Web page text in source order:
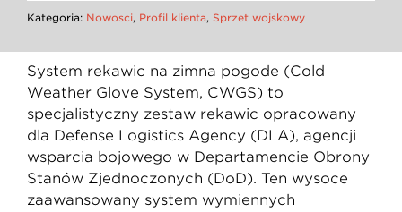
Kategoria: Nowości, Profil klienta, Sprzęt wojskowy
System rękawic na zimną pogodę (Cold
Weather Glove System, CWGS) to
specjalistyczny zestaw rękawic opracowany
dla Defense Logistics Agency (DLA), agencji
wsparcia bojowego w Departamencie Obrony
Stanów Zjednoczonych (DoD). Ten wysoce
zaawansowany system wymiennych